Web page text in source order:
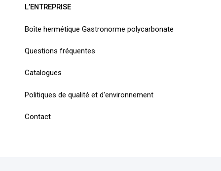
L’ENTREPRISE
Boîte hermétique Gastronorme polycarbonate
Questions fréquentes
Catalogues
Politiques de qualité et d'environnement
Contact